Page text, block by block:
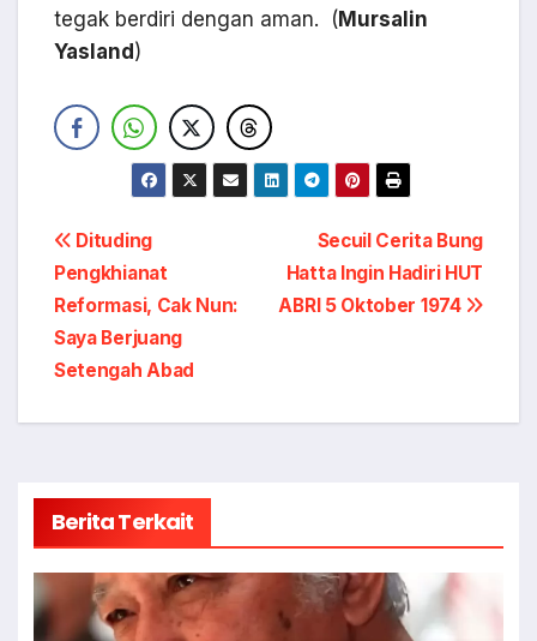
tegak berdiri dengan aman. (Mursalin
Yasland)
Navigasi
pos
Secuil Cerita Bung
Hatta Ingin Hadiri HUT
ABRI 5 Oktober 1974
Dituding
Pengkhianat
Reformasi, Cak Nun:
Saya Berjuang
Setengah Abad
Berita Terkait